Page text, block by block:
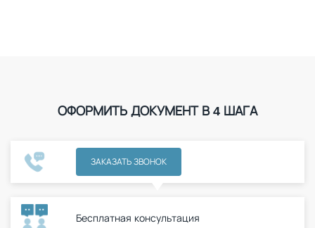
ОФОРМИТЬ ДОКУМЕНТ В 4 ШАГА
ЗАКАЗАТЬ ЗВОНОК
Бесплатная консультация